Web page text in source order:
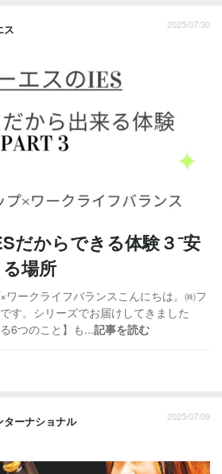
ス 2025/07/30
だからできる体験３⁻安
場所
クライフバランスこんにちは。㈱フ
す。シリーズでお届けしてきました
6つのこと】も...記事を読む
ーナショナル 2025/07/09